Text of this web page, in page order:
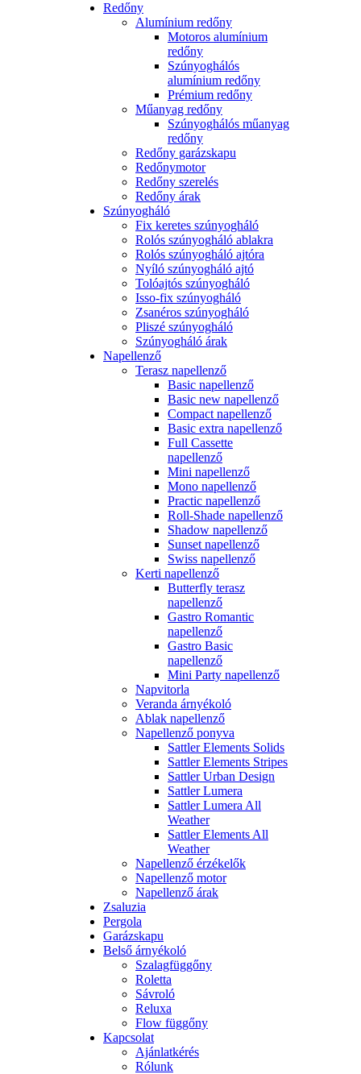
Redőny
Alumínium redőny
Motoros alumínium
redőny
Szúnyoghálós
alumínium redőny
Prémium redőny
Műanyag redőny
Szúnyoghálós műanyag
redőny
Redőny garázskapu
Redőnymotor
Redőny szerelés
Redőny árak
Szúnyogháló
Fix keretes szúnyogháló
Rolós szúnyogháló ablakra
Rolós szúnyogháló ajtóra
Nyíló szúnyogháló ajtó
Tolóajtós szúnyogháló
Isso-fix szúnyogháló
Zsanéros szúnyogháló
Pliszé szúnyogháló
Szúnyogháló árak
Napellenző
Terasz napellenző
Basic napellenző
Basic new napellenző
Compact napellenző
Basic extra napellenző
Full Cassette
napellenző
Mini napellenző
Mono napellenző
Practic napellenző
Roll-Shade napellenző
Shadow napellenző
Sunset napellenző
Swiss napellenző
Kerti napellenző
Butterfly terasz
napellenző
Gastro Romantic
napellenző
Gastro Basic
napellenző
Mini Party napellenző
Napvitorla
Veranda árnyékoló
Ablak napellenző
Napellenző ponyva
Sattler Elements Solids
Sattler Elements Stripes
Sattler Urban Design
Sattler Lumera
Sattler Lumera All
Weather
Sattler Elements All
Weather
Napellenző érzékelők
Napellenző motor
Napellenző árak
Zsaluzia
Pergola
Garázskapu
Belső árnyékoló
Szalagfüggőny
Roletta
Sávroló
Reluxa
Flow függőny
Kapcsolat
Ajánlatkérés
Rólunk